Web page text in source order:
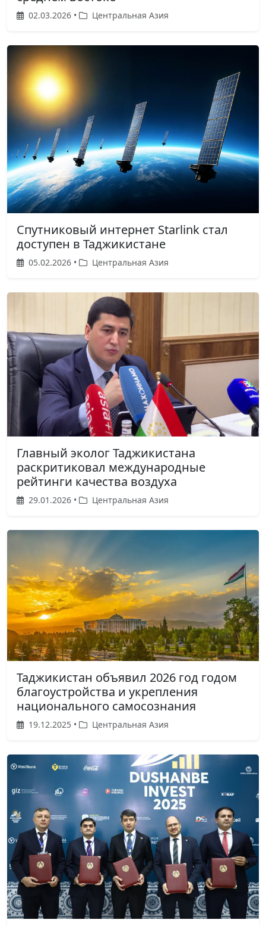
02.03.2026 • Центральная Азия
Спутниковый интернет Starlink стал
доступен в Таджикистане
05.02.2026 • Центральная Азия
Главный эколог Таджикистана
раскритиковал международные
рейтинги качества воздуха
29.01.2026 • Центральная Азия
Таджикистан объявил 2026 год годом
благоустройства и укрепления
национального самосознания
19.12.2025 • Центральная Азия